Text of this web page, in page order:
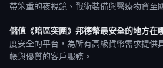
帶笨重的夜視鏡、戰術裝備與醫療物資至
儲值《暗區突圍》邦德幣最安全的地方在
度安全的平台，為所有高級貨幣需求提供
帳與優質的客戶服務。